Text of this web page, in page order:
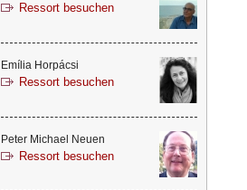
Ressort besuchen
Emília Horpácsi
Ressort besuchen
Peter Michael Neuen
Ressort besuchen